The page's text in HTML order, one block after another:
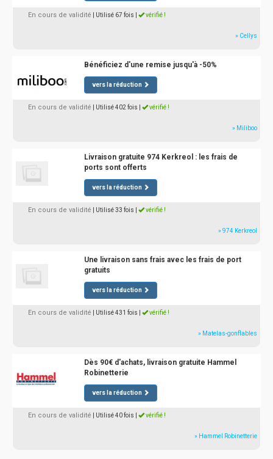
En cours de validité | Utilisé 67 fois vérifié !
» Cellys
Bénéficiez d'une remise jusqu'à -50%
vers la réduction
En cours de validité | Utilisé 402 fois vérifié !
» Miliboo
Livraison gratuite 974 Kerkreol : les frais de
ports sont offerts
vers la réduction
En cours de validité | Utilisé 33 fois vérifié !
» 974 Kerkreol
Une livraison sans frais avec les frais de port
gratuits
vers la réduction
En cours de validité | Utilisé 431 fois vérifié !
» Matelas-gonflables
Dès 90€ d'achats, livraison gratuite Hammel
Robinetterie
vers la réduction
En cours de validité | Utilisé 40 fois vérifié !
» Hammel Robinetterie